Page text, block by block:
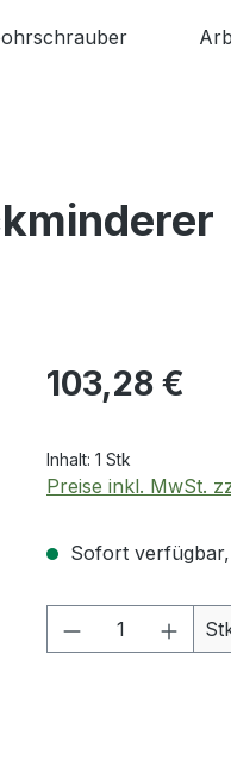
Regulärer Preis:
103,28 €
Inhalt: 1 Stk
Preise inkl. MwSt.
Sofort
Produkt